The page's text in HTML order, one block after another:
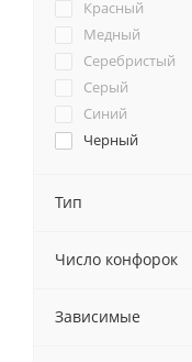
DeLonghi
Delvento
Electrolux
Electronicsdeluxe
Elica
Evelux
Fornelli
Franke
Красный
Медный
Серебристый
Серый
Синий
Черный
Тип
Число конфорок
Зависимые